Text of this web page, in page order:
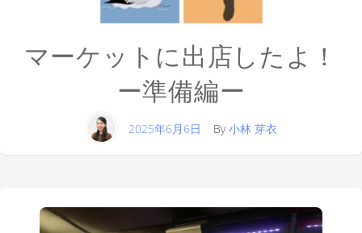
マーケットに出店したよ！
ー準備編ー
2025年6月6日 By小林 芽衣